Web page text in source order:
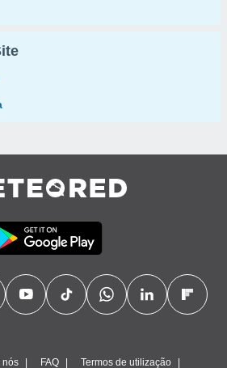
nós FAQ Termos de utilização